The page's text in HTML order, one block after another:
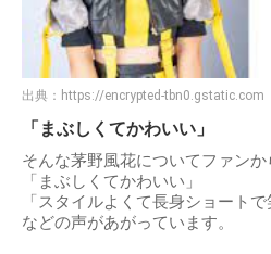
出典： https://encrypted-tbn0.gstatic.com
「まぶしくてかわいい」
そんな茅野風花についてファンか
「まぶしくてかわいい」
「スタイルよくて長身ショートで
などの声があがっています。